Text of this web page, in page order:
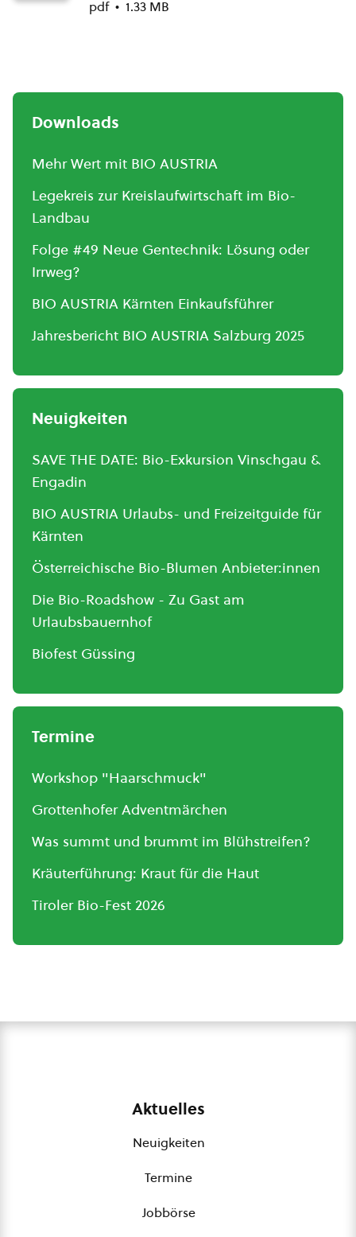
pdf 1.33 MB
Downloads
Mehr Wert mit BIO AUSTRIA
Legekreis zur Kreislaufwirtschaft im Bio-
Landbau
Folge #49 Neue Gentechnik: Lösung oder
Irrweg?
BIO AUSTRIA Kärnten Einkaufsführer
Jahresbericht BIO AUSTRIA Salzburg 2025
Neuigkeiten
SAVE THE DATE: Bio-Exkursion Vinschgau &
Engadin
BIO AUSTRIA Urlaubs- und Freizeitguide für
Kärnten
Österreichische Bio-Blumen Anbieter:innen
Die Bio-Roadshow - Zu Gast am
Urlaubsbauernhof
Biofest Güssing
Termine
Workshop "Haarschmuck"
Grottenhofer Adventmärchen
Was summt und brummt im Blühstreifen?
Kräuterführung: Kraut für die Haut
Tiroler Bio-Fest 2026
Aktuelles
Neuigkeiten
Termine
Jobbörse